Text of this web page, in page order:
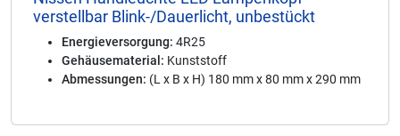
verstellbar Blink-/Dauerlicht, unbestückt
Energieversorgung: 4R25
Gehäusematerial: Kunststoff
Abmessungen: (L x B x H) 180 mm x 80 mm x 290 mm